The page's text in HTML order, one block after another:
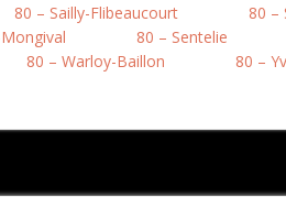
80 – Sailly-Flibeaucourt
80 –
80 – Sentelie
80 – Warloy-Baillon 80 –